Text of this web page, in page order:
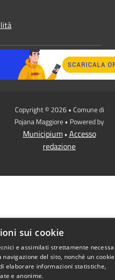
Copyright © 2026 • Comune di
Pojana Maggiore • Powered by
Municipium• Accesso
redazione
sui cookie
e assimilati strettamente
del sito, nonché un cookie
elaborare informazioni statistiche,
e anonime.